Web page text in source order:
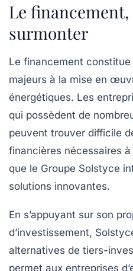
Le
surmonter
Le financement
majeurs à la mise en
énergétiques. Les
qui possèdent de
peuvent trouver difficile
financières nécessaires
que le Groupe Solstyce
solutions innovantes.
En s’appuyant sur son
d’investissement,
alternatives de tiers-
permet aux entreprises